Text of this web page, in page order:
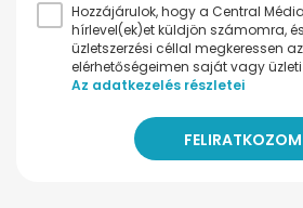
Hozzájárulok, hogy a Central
hírlevel(ek)et küldjön számomra,
üzletszerzési céllal megkeressen
elérhetőségeimen saját vagy
Az adatkezelés részletei